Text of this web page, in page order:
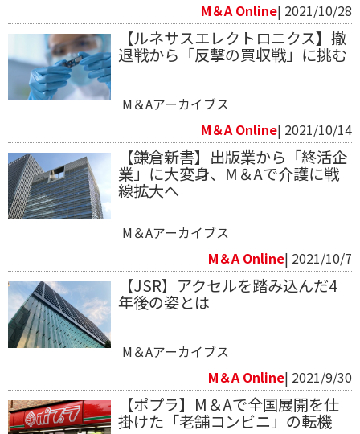
M＆A Online| 2021/10/28
【ルネサスエレクトロニクス】撤
退戦から「反撃の買収戦」に挑む
M＆Aアーカイブス
M＆A Online| 2021/10/14
【鎌倉新書】出版業から「終活企
業」に大変身、M＆Aで介護に戦
線拡大へ
M＆Aアーカイブス
M＆A Online| 2021/10/7
【JSR】アクセルを踏み込んだ4
年後の姿とは
M＆Aアーカイブス
M＆A Online| 2021/9/30
【ポプラ】M＆Aで全国展開を仕
掛けた「老舗コンビニ」の転機